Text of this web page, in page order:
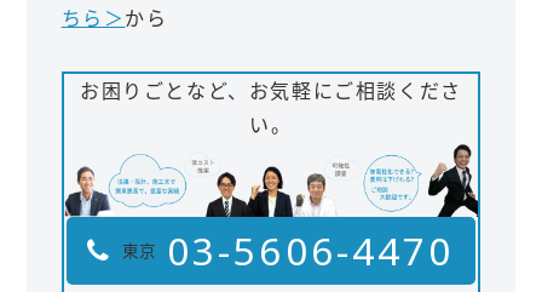
ちら＞から
お困りごとなど、お気軽にご相談くださ
い。
東京 03-5606-4470